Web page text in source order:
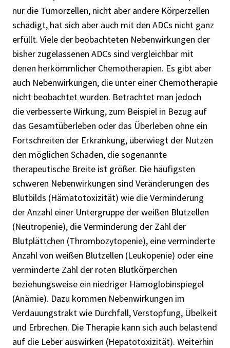
nur die Tumorzellen, nicht aber andere Körperzellen
schädigt, hat sich aber auch mit den ADCs nicht ganz
erfüllt. Viele der beobachteten Nebenwirkungen der
bisher zugelassenen ADCs sind vergleichbar mit
denen herkömmlicher Chemotherapien. Es gibt aber
auch Nebenwirkungen, die unter einer Chemotherapie
nicht beobachtet wurden. Betrachtet man jedoch
die verbesserte Wirkung, zum Beispiel in Bezug auf
das Gesamtüberleben oder das Überleben ohne ein
Fortschreiten der Erkrankung, überwiegt der Nutzen
den möglichen Schaden, die sogenannte
therapeutische Breite ist größer. Die häufigsten
schweren Nebenwirkungen sind Veränderungen des
Blutbilds (Hämatotoxizität) wie die Verminderung
der Anzahl einer Untergruppe der weißen Blutzellen
(Neutropenie), die Verminderung der Zahl der
Blutplättchen (Thrombozytopenie), eine verminderte
Anzahl von weißen Blutzellen (Leukopenie) oder eine
verminderte Zahl der roten Blutkörperchen
beziehungsweise ein niedriger Hämoglobinspiegel
(Anämie). Dazu kommen Nebenwirkungen im
Verdauungstrakt wie Durchfall, Verstopfung, Übelkeit
und Erbrechen. Die Therapie kann sich auch belastend
auf die Leber auswirken (Hepatotoxizität). Weiterhin